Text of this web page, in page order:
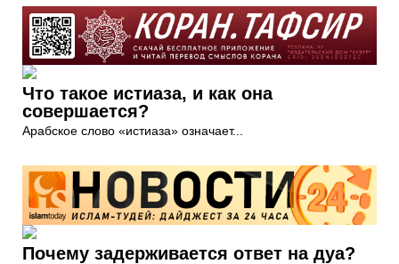
Что такое истиаза, и как она
совершается?
Арабское слово «истиаза» означает...
Почему задерживается ответ на дуа?